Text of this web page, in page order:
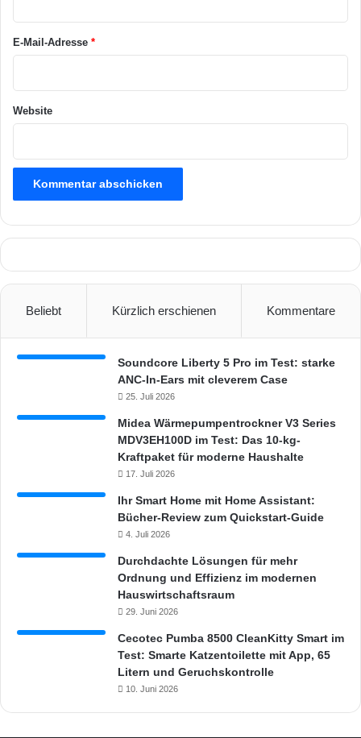
e
*
E-Mail-Adresse *
Website
Beliebt Kürzlich erschienen Kommentare
Soundcore Liberty 5 Pro im Test: starke
ANC-In-Ears mit cleverem Case
25. Juli 2026
Midea Wärmepumpentrockner V3 Series
MDV3EH100D im Test: Das 10-kg-
Kraftpaket für moderne Haushalte
17. Juli 2026
Ihr Smart Home mit Home Assistant:
Bücher-Review zum Quickstart-Guide
4. Juli 2026
Durchdachte Lösungen für mehr
Ordnung und Effizienz im modernen
Hauswirtschaftsraum
29. Juni 2026
Cecotec Pumba 8500 CleanKitty Smart im
Test: Smarte Katzentoilette mit App, 65
Litern und Geruchskontrolle
10. Juni 2026